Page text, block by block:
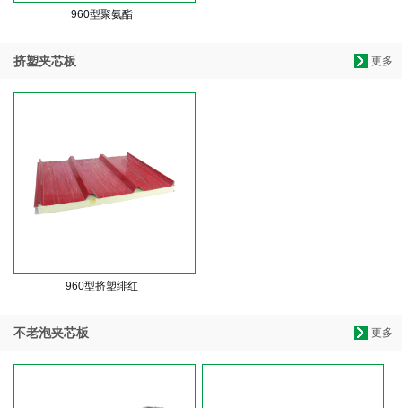
960型聚氨酯
更多
挤塑夹芯板
960型挤塑绯红
更多
不老泡夹芯板